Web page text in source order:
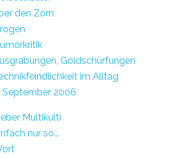
den Zorn
Goldschürfungen
im Alltag
September 2006
Multikulti
nur so...